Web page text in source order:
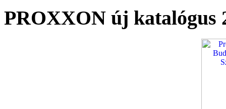
PROXXON új katalógus